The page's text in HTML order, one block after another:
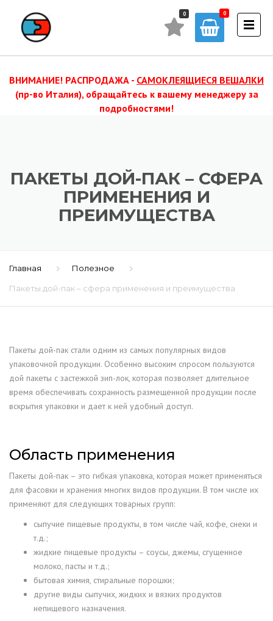
0
ВНИМАНИЕ! РАСПРОДАЖА - САМОКЛЕЯЩИЕСЯ ВЕШАЛКИ
(пр-во Италия), обращайтесь к вашему менеджеру за
подробностями!
ПАКЕТЫ ДОЙ-ПАК – СФЕРА
ПРИМЕНЕНИЯ И
ПРЕИМУЩЕСТВА
Главная Полезное
Пакеты дой-пак – сфера применения и преимущества
Пакеты дой-пак стали одним из самых популярных видов
упаковочной продукции. Особенно высоким спросом пользуются
дой пакеты с застежкой зип-лок, которая позволяет длительное
время обеспечивать сохранность размещенной продукции после
вскрытия упаковки и дает к ней удобный доступ.
Область применения
Пакеты дой-пак – это гибкая упаковка, которая может применяться
для фасовки и хранения многих видов продукции. В том числе их
применяют для следующих товарных групп:
сыпучие пищевые продукты, в том числе чай, кофе, снеки и
т.д.;
жидкие пищевые продукты – соусы, джемы, сгущенное
молоко, пасты и т.д.;
бытовая химия, стиральные порошки;
другие виды сыпучих, жидких и вязких продуктов
непищевого назначения.